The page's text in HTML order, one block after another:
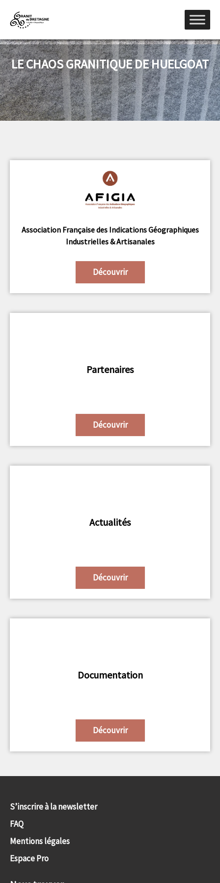
LE CHAOS GRANITIQUE DE HUELGOAT
Association Française des Indications Géographiques
Industrielles & Artisanales
Découvrir
Partenaires
Découvrir
Actualités
Découvrir
Documentation
Découvrir
S’inscrire à la newsletter
FAQ
Mentions légales
Espace Pro